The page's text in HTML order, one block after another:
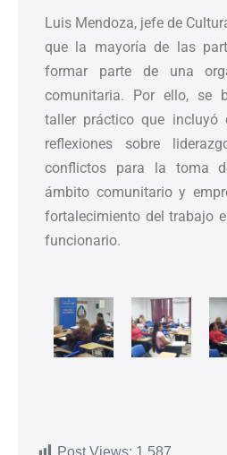
Luis Mendoza, jefe de
que la mayoría de las
formar parte de una
comunitaria. Por ello, se
taller práctico que incluyó
reflexiones sobre
conflictos para la toma
ámbito comunitario y
fortalecimiento del trabajo
funcionario.
Post Views: 1.587